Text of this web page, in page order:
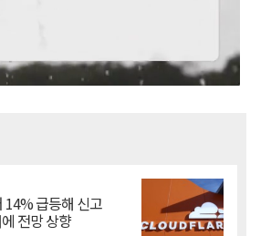
14% 급등해 신고
전망 상향